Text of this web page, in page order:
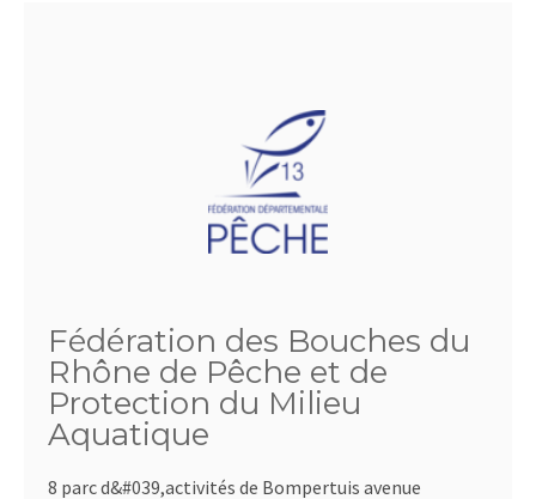
Fédération des Bouches du
Rhône de Pêche et de
Protection du Milieu
Aquatique
8 parc d&#039,activités de Bompertuis avenue